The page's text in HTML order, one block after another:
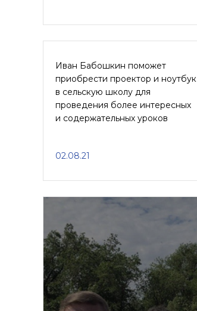
Иван Бабошкин поможет
приобрести проектор и ноутбук
в сельскую школу для
проведения более интересных
и содержательных уроков
02.08.21